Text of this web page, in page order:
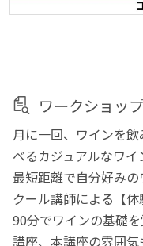
ワークショッ
月に一回、ワインを
べるカジュアルなワイ
最短距離で自分好み
クール講師による【体
90分でワインの基礎
講座、本講座の雰囲気